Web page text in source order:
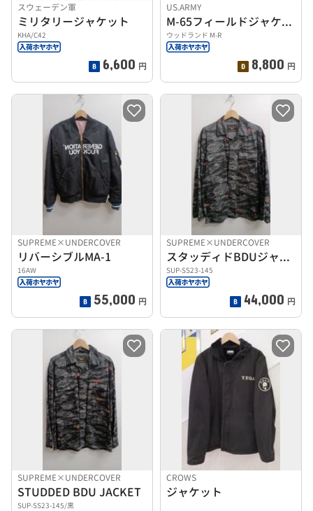
スウェーデン軍
ミリタリージャケット
KHA/C42
6,600 円
US.ARMY
M-65フィールドジャケット
ウッドランド M-R
8,800 円
SUPREME×UNDERCOVER
リバーシブルMA-1
16AW
55,000 円
SUPREME×UNDERCOVER
スタッディドBDUジャケット
SUP-SS23-145
44,000 円
SUPREME×UNDERCOVER
STUDDED BDU JACKET
SUP-SS23-145/黒
CROWS
ジャケット